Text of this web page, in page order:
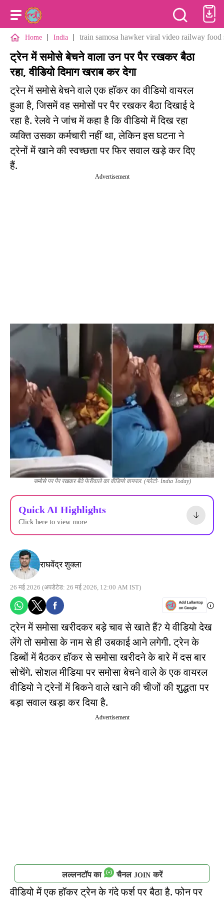
Home | India | train samosa hawker viral video railway food
ट्रेन में समोसे बेचने वाला उन पर पैर रखकर बैठा
रहा, वीडियो दिमाग खराब कर देगा
ट्रेन में समोसे बेचने वाले एक हॉकर का वीडियो वायरल
हुआ है, जिसमें वह समोसों पर पैर रखकर बैठा दिखाई दे
रहा है. रेलवे ने जांच में कहा है कि वीडियो में दिख रहा
व्यक्ति उसका कर्मचारी नहीं था, लेकिन इस घटना ने
ट्रेनों में खाने की स्वच्छता पर फिर सवाल खड़े कर दिए
हैं.
Advertisement
समोसे पर पैर रखकर बैठे फेरीवाले का वीडियो वायरल. (फोटो- India Today)
Quick AI Highlights
Click here to view more
राघवेंद्र शुक्ला
26 मई 2026 (अपडेटेड: 26 मई 2026, 12:00 AM IST)
ट्रेन में समोसा खरीदकर बड़े चाव से खाते हैं? ये वीडियो देख
लेंगे तो समोसा के नाम से ही उबकाई आने लगेगी. ट्रेन के
डिब्बों में बैठकर हॉकर से समोसा खरीदने के बारे में दस बार
सोचेंगे. सोशल मीडिया पर समोसा बेचने वाले के एक वायरल
वीडियो ने ट्रेनों में बिकने वाले खाने की चीजों की शुद्धता पर
बड़ा सवाल खड़ा कर दिया है.
Advertisement
लल्लनटॉप का चैनल JOIN करें
वीडियो में एक हॉकर ट्रेन के गंदे फर्श पर बैठा है. फोन पर